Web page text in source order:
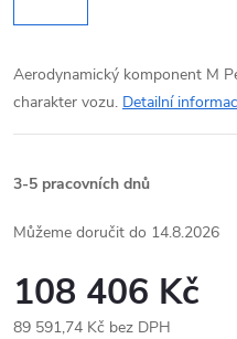
Aerodynamický komponent M
charakter vozu. Detailní
3-5 pracovních dnů
14.8.2026
108 406 Kč
89 591,74 Kč bez DPH